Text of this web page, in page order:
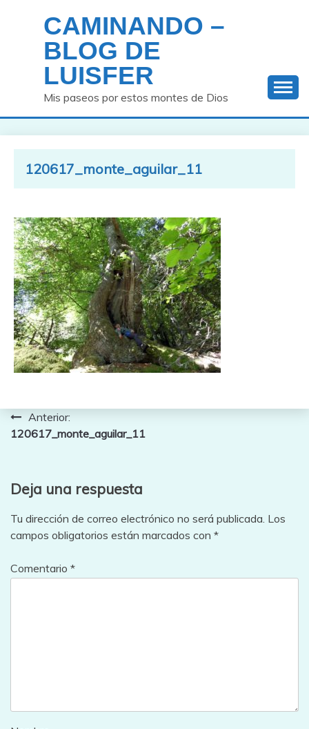
contenido
CAMINANDO –
BLOG DE
LUISFER
Mis paseos por estos montes de Dios
120617_monte_aguilar_11
Navegación
Anterior:
120617_monte_aguilar_11
Deja una respuesta
Tu dirección de correo electrónico no será publicada. Los
campos obligatorios están marcados con *
Comentario *